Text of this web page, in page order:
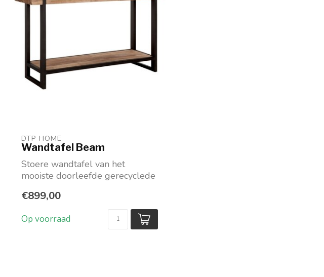
DTP HOME
Wandtafel Beam
Stoere wandtafel van het
mooiste doorleefde gerecyclede
€899,00
Op voorraad